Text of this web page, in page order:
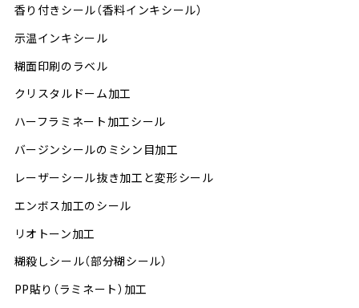
香り付きシール（香料インキシール）
示温インキシール
糊面印刷のラベル
クリスタルドーム加工
ハーフラミネート加工シール
バージンシールのミシン目加工
レーザーシール抜き加工と変形シール
エンボス加工のシール
リオトーン加工
糊殺しシール（部分糊シール）
PP貼り（ラミネート）加工